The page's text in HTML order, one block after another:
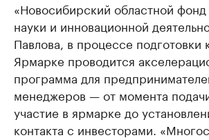
«Новосибирский областной
науки и инновационной
Павлова, в процессе подготовки
Ярмарке проводится
программа для
менеджеров — от момента
участие в ярмарке до
контакта с инвесторами.